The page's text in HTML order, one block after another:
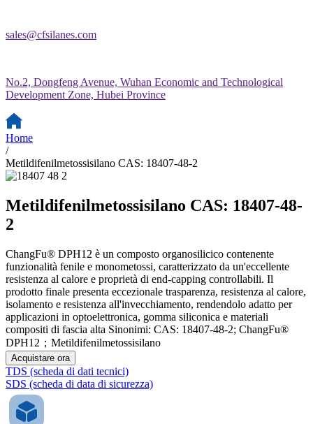
sales@cfsilanes.com
No.2, Dongfeng Avenue, Wuhan Economic and Technological
Development Zone, Hubei Province
Home
/
Metildifenilmetossisilano CAS: 18407-48-2
Metildifenilmetossisilano CAS: 18407-48-
2
ChangFu® DPH12 è un composto organosilicico contenente
funzionalità fenile e monometossi, caratterizzato da un'eccellente
resistenza al calore e proprietà di end-capping controllabili. Il
prodotto finale presenta eccezionale trasparenza, resistenza al calore,
isolamento e resistenza all'invecchiamento, rendendolo adatto per
applicazioni in optoelettronica, gomma siliconica e materiali
compositi di fascia alta Sinonimi: CAS: 18407-48-2; ChangFu®
DPH12；Metildifenilmetossisilano
Acquistare ora
TDS (scheda di dati tecnici)
SDS (scheda di data di sicurezza)